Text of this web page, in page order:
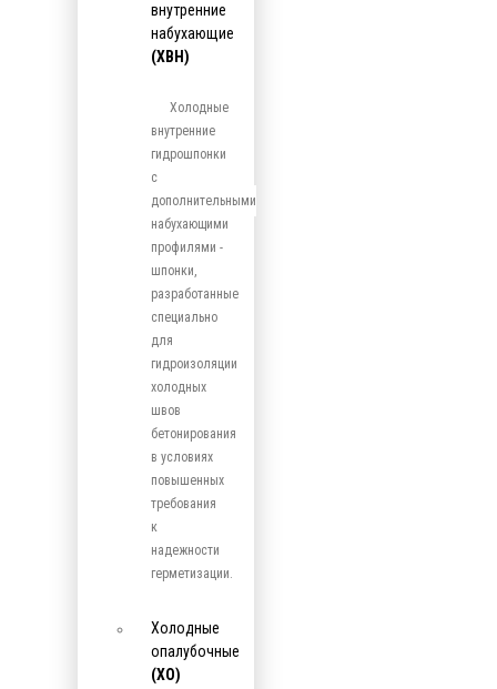
внутренние
набухающие
(ХВН)
Холодные
внутренние
гидрошпонки
с
дополнительными
набухающими
профилями -
шпонки,
разработанные
специально
для
гидроизоляции
холодных
швов
бетонирования
в условиях
повышенных
требования
к
надежности
герметизации.
Холодные
опалубочные
(ХО)